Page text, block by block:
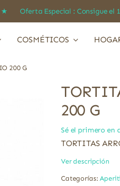
★ Oferta Especial : Consigue el
COSMÉTICOS
200 G
200 G
Sé el primero en
TORTITAS
Ver descripción
Categorías: